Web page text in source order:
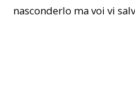
nasconderlo ma voi vi